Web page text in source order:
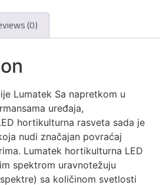
(0)
Lumatek Sa napretkom u
uređaja,
hortikulturna rasveta sada je
nudi značajan povraćaj
Lumatek hortikulturna LED
spektrom uravnotežuju
sa količinom svetlosti